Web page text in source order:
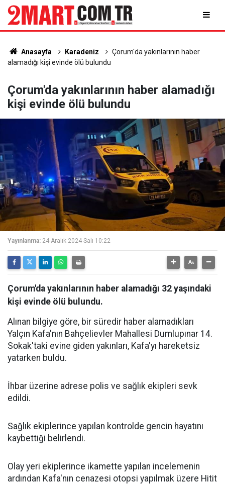
Anasayfa Karadeniz
Çorum'da yakınlarının haber
alamadığı kişi evinde ölü bulundu
Çorum'da yakınlarının haber alamadığı
kişi evinde ölü bulundu
Yayınlanma: 24 Aralık 2024 Salı 10:22
Çorum'da yakınlarının haber alamadığı 32 yaşındaki
kişi evinde ölü bulundu.
Alınan bilgiye göre, bir süredir haber alamadıkları
Yalçın Kafa'nın Bahçelievler Mahallesi Dumlupınar 14.
Sokak'taki evine giden yakınları, Kafa'yı hareketsiz
yatarken buldu.
İhbar üzerine adrese polis ve sağlık ekipleri sevk
edildi.
Sağlık ekiplerince yapılan kontrolde gencin hayatını
kaybettiği belirlendi.
Olay yeri ekiplerince ikamette yapılan incelemenin
ardından Kafa'nın cenazesi otopsi yapılmak üzere Hitit